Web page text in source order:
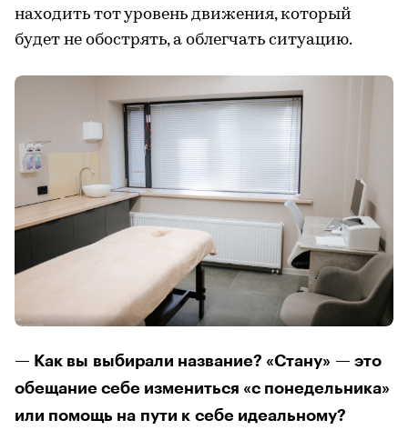
находить тот уровень движения, который
будет не обострять, а облегчать ситуацию.
— Как вы выбирали название? «Стану» — это
обещание себе измениться «с понедельника»
или помощь на пути к себе идеальному?